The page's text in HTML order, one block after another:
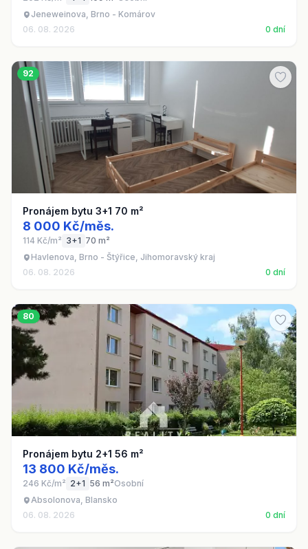
Jeneweinova, Brno - Komárov
06. 08. 2026
0 dní
92
Pronájem bytu 3+1 70 m²
8 000 Kč/měs.
114 Kč/m² 3+1 70 m²
Havlenova, Brno - Štýřice, Jihomoravský kraj
06. 08. 2026
0 dní
80
Pronájem bytu 2+1 56 m²
13 800 Kč/měs.
246 Kč/m² 2+1 56 m²Osobní
Absolonova, Blansko
06. 08. 2026
0 dní